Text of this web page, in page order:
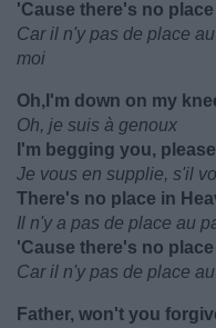
'Cause there's no
Car il n'y pas de place
moi
Oh,I'm down on my
Oh, je suis à genoux
I'm begging you, please
Je vous en supplie, s'il
There's no place in
Il n'y a pas de place au
'Cause there's no
Car il n'y pas de place
Father, won't you